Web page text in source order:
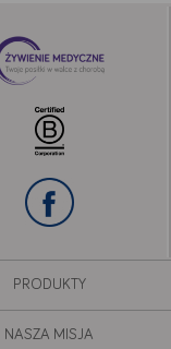
PRODUKTY
NASZA MISJA